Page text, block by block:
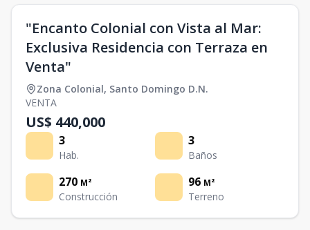
"Encanto Colonial con Vista al Mar:
Exclusiva Residencia con Terraza en
Venta"
Zona Colonial, Santo Domingo D.N.
VENTA
US$ 440,000
3
Hab.
3
Baños
270 M²
Construcción
96 M²
Terreno